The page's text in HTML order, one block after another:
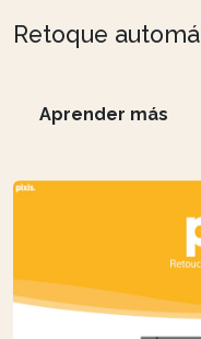
Retoque
Aprender más